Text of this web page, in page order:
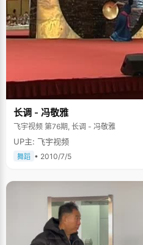
长调 - 冯敬雅
飞宇视频 第76期, 长调 - 冯敬雅
UP主: 飞宇视频
舞蹈 • 2010/7/5